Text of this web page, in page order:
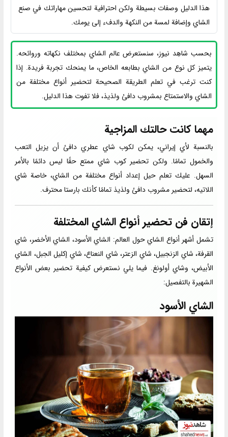
هذا الدليل وصفات بسيطة ولكن احترافية لتحسين مهاراتك في صنع
الشاي وإضافة لمسة من النكهة والدفء إلى يومك.
بحسب شاهِد نيوز، سنستعرض عالم الشاي بمختلف نكهاته وروائحه.
يتميز كل نوع من الشاي بطابعه الخاص، ما يمنحك تجربة فريدة. إذا
كنت ترغب في تعلم الطريقة الصحيحة لتحضير أنواع مختلفة من
الشاي والاستمتاع بمشروب دافئ ولذيذ، فلا تفوت هذا الدليل.
مهما كانت حالتك المزاجية
بالنسبة لأي إيراني، يمكن لكوب شاي عطري دافئ أن يزيل التعب
والخمول تمامًا. ولكن تحضير كوب شاي ممتع حقًا ليس دائمًا بالأمر
السهل. عليك تعلم حيل إعداد أنواع مختلفة من الشاي، خاصة شاي
اللاتيه، لتحضير مشروب دافئ ولذيذ تمامًا كأنك بارستا محترف.
إتقان فن تحضير أنواع الشاي المختلفة
تشمل أشهر أنواع الشاي حول العالم: الشاي الأسود، الشاي الأخضر، شاي
القرفة، شاي الزنجبيل، شاي الزعتر، شاي النعناع، شاي إكليل الجبل، الشاي
الأبيض، وشاي أولونغ. فيما يلي نستعرض كيفية تحضير بعض الأنواع
الشهيرة بالتفصيل:
الشاي الأسود